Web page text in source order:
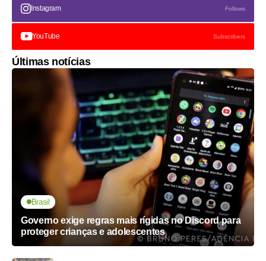
Instagram Follows
YouTube Subscribers
Últimas notícias
Brasil
Governo exige regras mais rígidas no Discord para
proteger crianças e adolescentes